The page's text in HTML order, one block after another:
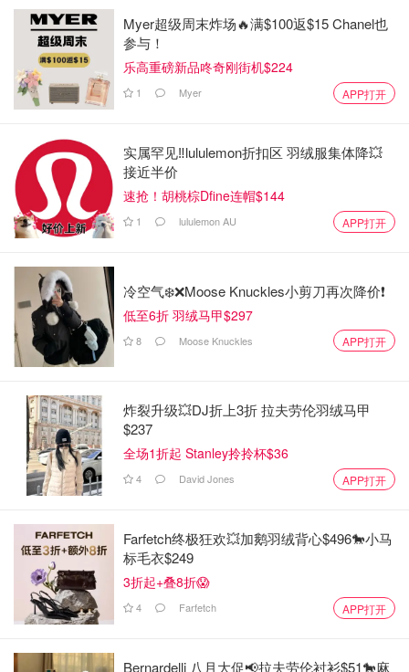
Myer超级周末炸场🔥满$100返$15 Chanel也
参与！
乐高重磅新品咚奇刚街机$224
1 Myer APP打开
实属罕见‼️lululemon折扣区 羽绒服集体降💥
接近半价
速抢！胡桃棕Dfine连帽$144
1 lululemon AU APP打开
冷空气❄️❌️Moose Knuckles小剪刀再次降价❗️
低至6折 羽绒马甲$297
8 Moose Knuckles APP打开
炸裂升级💥DJ折上3折 拉夫劳伦羽绒马甲
$237
全场1折起 Stanley拎拎杯$36
4 David Jones APP打开
Farfetch终极狂欢💥加鹅羽绒背心$496🐎小马
标毛衣$249
3折起+叠8折😱
4 Farfetch APP打开
Bernardelli 八月大促📢拉夫劳伦衬衫$51🐎麻